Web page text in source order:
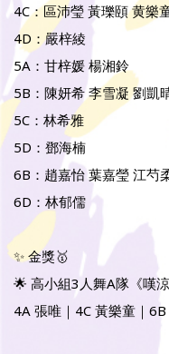
4C：區沛瑩 黃瓅頤 黄樂
4D：嚴梓綾
5A：甘梓媛 楊湘鈴
5B：陳妍希 李雪凝 劉凱
5C：林希雅
5D：鄧海楠
6B：趙嘉怡 葉嘉瑩 江芍
6D：林郁儒
✨ 金獎🥇
🌟 高小組3人舞A隊《嘆涼
4A 張唯｜4C 黃樂童｜